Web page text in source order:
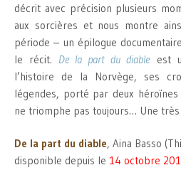
décrit avec précision plusieurs
aux sorcières et nous montre
période – un épilogue
le récit. De la part du diableest
l’histoire de la Norvège, ses
légendes, porté par deux
ne triomphe pas toujours… Une
De la part du diable, Aina Basso
disponible depuis le 14 octobre